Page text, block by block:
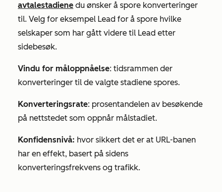
avtalestadiene du ønsker å spore konverteringer
til. Velg for eksempel Lead for å spore hvilke
selskaper som har gått videre til Lead etter
sidebesøk.
Vindu for måloppnåelse: tidsrammen der
konverteringer til de valgte stadiene spores.
Konverteringsrate: prosentandelen av besøkende
på nettstedet som oppnår målstadiet.
Konfidensnivå: hvor sikkert det er at URL-banen
har en effekt, basert på sidens
konverteringsfrekvens og trafikk.